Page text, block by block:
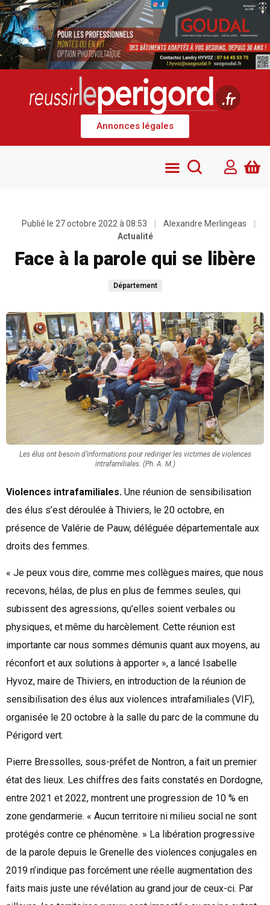
Annonces légales
Publié le 27 octobre 2022 à 08:53
Alexandre Merlingeas
Actualité
Face à la parole qui se libère
Département
Les élus ont besoin d’informations pour rediriger les victimes de violences
intrafamiliales. (Ph. A. M.)
Violences intrafamiliales. Une réunion de sensibilisation
des élus s’est déroulée à Thiviers, le 20 octobre, en
présence de Valérie de Pauw, déléguée départementale aux
droits des femmes.
« Je peux vous dire, comme mes collègues maires, que nous
recevons, hélas, de plus en plus de femmes seules, qui
subissent des agressions, qu’elles soient verbales ou
physiques, et même du harcèlement. Cette réunion est
importante car nous sommes démunis quant aux moyens, au
réconfort et aux solutions à apporter », a lancé Isabelle
Hyvoz, maire de Thiviers, en introduction de la réunion de
sensibilisation des élus aux violences intrafamiliales (VIF),
organisée le 20 octobre à la salle du parc de la commune du
Périgord vert.
Pierre Bressolles, sous-préfet de Nontron, a fait un premier
état des lieux. Les chiffres des faits constatés en Dordogne,
entre 2021 et 2022, montrent une progression de 10 % en
zone gendarmerie. « Aucun territoire ni milieu social ne sont
protégés contre ce phénomène. » La libération progressive
de la parole depuis le Grenelle des violences conjugales en
2019 n’indique pas forcément une réelle augmentation des
faits mais juste une révélation au grand jour de ceux-ci. Par